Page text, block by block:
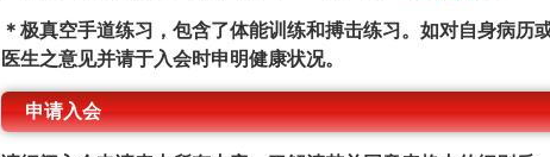
＊极真空手道练习，包含了体能训练和搏击练习。如对自身病历
医生之意见并请于入会时申明健康状况。
申请入会